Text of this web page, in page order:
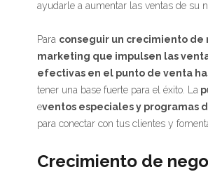
ayudarle a aumentar las ventas de su
Para conseguir un crecimiento de
marketing que impulsen las
efectivas en el punto de venta
tener una base fuerte para el éxito. La
eventos especiales y programas
para conectar con tus clientes y
Crecimiento de